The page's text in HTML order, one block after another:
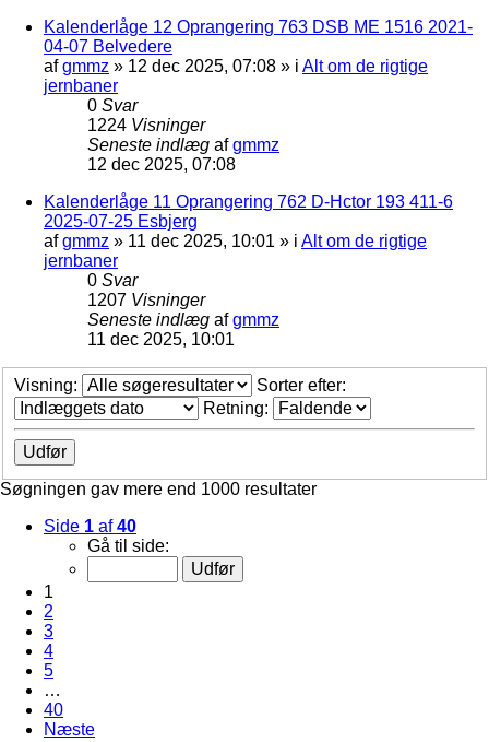
Kalenderlåge 12 Oprangering 763 DSB ME 1516 2021-
04-07 Belvedere
afgmmz » 12 dec 2025, 07:08 » i Alt om de rigtige
jernbaner
0 Svar
1224 Visninger
Seneste indlæg afgmmz
12 dec 2025, 07:08
Kalenderlåge 11 Oprangering 762 D-Hctor 193 411-6
2025-07-25 Esbjerg
afgmmz » 11 dec 2025, 10:01 » i Alt om de rigtige
jernbaner
0 Svar
1207 Visninger
Seneste indlæg afgmmz
11 dec 2025, 10:01
Visning:
Sorter efter:
Retning:
Søgningen gav mere end 1000 resultater
Side 1 af40
Gå til side:
1
2
3
4
5
…
40
Næste